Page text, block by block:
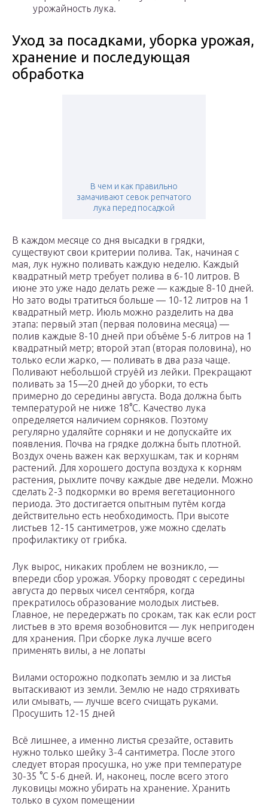
урожайность лука.
Уход за посадками, уборка урожая,
хранение и последующая
обработка
В чем и как правильно
замачивают севок репчатого
лука перед посадкой
В каждом месяце со дня высадки в грядки,
существуют свои критерии полива. Так, начиная с
мая, лук нужно поливать каждую неделю. Каждый
квадратный метр требует полива в 6-10 литров. В
июне это уже надо делать реже — каждые 8-10 дней.
Но зато воды тратиться больше — 10-12 литров на 1
квадратный метр. Июль можно разделить на два
этапа: первый этап (первая половина месяца) —
полив каждые 8-10 дней при объёме 5-6 литров на 1
квадратный метр; второй этап (вторая половина), но
только если жарко, — поливать в два раза чаще.
Поливают небольшой струёй из лейки. Прекращают
поливать за 15—20 дней до уборки, то есть
примерно до середины августа. Вода должна быть
температурой не ниже 18°С. Качество лука
определяется наличием сорняков. Поэтому
регулярно удаляйте сорняки и не допускайте их
появления. Почва на грядке должна быть плотной.
Воздух очень важен как верхушкам, так и корням
растений. Для хорошего доступа воздуха к корням
растения, рыхлите почву каждые две недели. Можно
сделать 2-3 подкормки во время вегетационного
периода. Это достигается опытным путём когда
действительно есть необходимость. При высоте
листьев 12-15 сантиметров, уже можно сделать
профилактику от грибка.
Лук вырос, никаких проблем не возникло, —
впереди сбор урожая. Уборку проводят с середины
августа до первых чисел сентября, когда
прекратилось образование молодых листьев.
Главное, не передержать по срокам, так как если рост
листьев в это время возобновится — лук непригоден
для хранения. При сборке лука лучше всего
применять вилы, а не лопаты
Вилами осторожно подкопать землю и за листья
вытаскивают из земли. Землю не надо стряхивать
или смывать, — лучше всего счищать руками.
Просушить 12-15 дней
Всё лишнее, а именно листья срезайте, оставить
нужно только шейку 3-4 сантиметра. После этого
следует вторая просушка, но уже при температуре
30-35 °С 5-6 дней. И, наконец, после всего этого
луковицы можно убирать на хранение. Хранить
только в сухом помещении